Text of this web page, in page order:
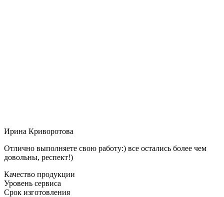
Ирина Криворотова
Отлично выполняете свою работу:) все остались более чем
довольны, респект!)
Качество продукции
Уровень сервиса
Срок изготовления